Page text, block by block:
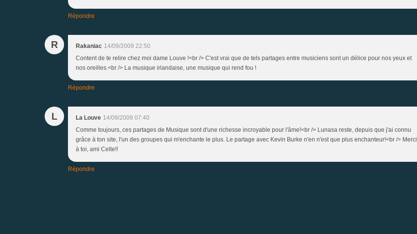
Répondre
R Rakaniac 14/09/2009 22:50
Content de te relire chez moi dame Louve !<br /> C'est vrai que de tels partages entre musiciens sont un délice pour nos yeux et
nos oreilles.<br /> La musique irlandaise, une musique qui rend fou !
Répondre
L La Louve 14/09/2009 07:40
Comme toujours, ces partages de Musique sont d'une richesse incroyable pour l'âme!<br /> Lunasa reste, depuis que j'ai connu
grâce à ton site, l'un des groupes qui m'enchante le plus. Le partage avec Kevin Burke n'en n'est que plus enchanteur!<br /> Merci
à toi, ami Celte!!
Répondre